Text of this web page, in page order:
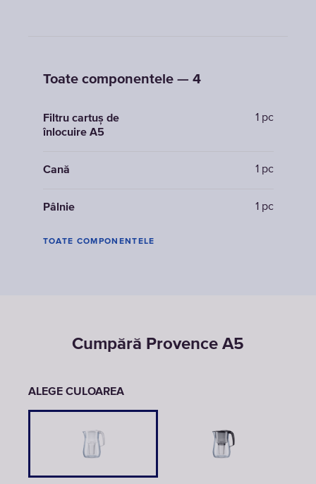
Toate componentele — 4
Filtru cartuș de
înlocuire A5
1 pc
Cană 1 pc
Pâlnie 1 pc
TOATE COMPONENTELE
Cumpără Provence A5
ALEGE CULOAREA